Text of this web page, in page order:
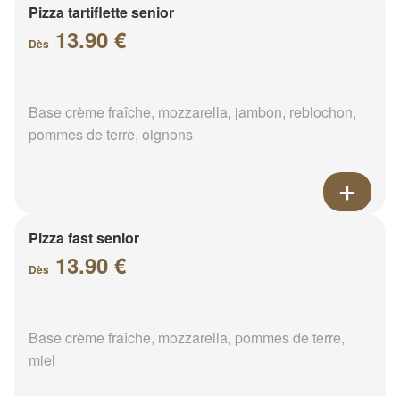
Pizza tartiflette senior
Dès 13.90 €
Base crème fraîche, mozzarella, jambon, reblochon,
pommes de terre, oignons
Pizza fast senior
Dès 13.90 €
Base crème fraîche, mozzarella, pommes de terre,
miel